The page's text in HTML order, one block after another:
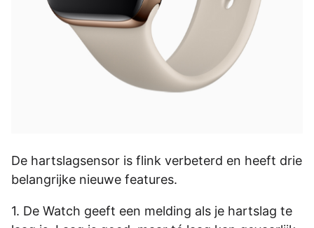
De hartslagsensor is flink verbeterd en heeft drie
belangrijke nieuwe features.
1. De Watch geeft een melding als je hartslag te